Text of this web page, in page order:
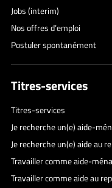
Jobs (interim)
Nos offres d’emploi
Postuler spontanément
Titres-services
Titres-services
Je recherche un(e) aide-
Je recherche un(e) aide au
Travailler comme aide-
Travailler comme aide au